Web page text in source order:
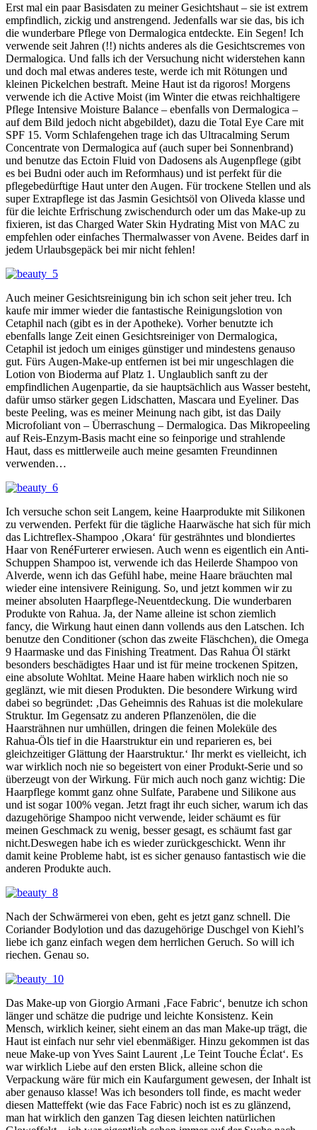
Erst mal ein paar Basisdaten zu meiner Gesichtshaut – sie ist extrem
empfindlich, zickig und anstrengend. Jedenfalls war sie das, bis ich
die wunderbare Pflege von Dermalogica entdeckte. Ein Segen! Ich
verwende seit Jahren (!!) nichts anderes als die Gesichtscremes von
Dermalogica. Und falls ich der Versuchung nicht widerstehen kann
und doch mal etwas anderes teste, werde ich mit Rötungen und
kleinen Pickelchen bestraft. Meine Haut ist da rigoros! Morgens
verwende ich die Active Moist (im Winter die etwas reichhaltigere
Pflege Intensive Moisture Balance – ebenfalls von Dermalogica –
auf dem Bild jedoch nicht abgebildet), dazu die Total Eye Care mit
SPF 15. Vorm Schlafengehen trage ich das Ultracalming Serum
Concentrate von Dermalogica auf (auch super bei Sonnenbrand)
und benutze das Ectoin Fluid von Dadosens als Augenpflege (gibt
es bei Budni oder auch im Reformhaus) und ist perfekt für die
pflegebedürftige Haut unter den Augen. Für trockene Stellen und als
super Extrapflege ist das Jasmin Gesichtsöl von Oliveda klasse und
für die leichte Erfrischung zwischendurch oder um das Make-up zu
fixieren, ist das Charged Water Skin Hydrating Mist von MAC zu
empfehlen oder einfaches Thermalwasser von Avene. Beides darf in
jedem Urlaubsgepäck bei mir nicht fehlen!
Auch meiner Gesichtsreinigung bin ich schon seit jeher treu. Ich
kaufe mir immer wieder die fantastische Reinigungslotion von
Cetaphil nach (gibt es in der Apotheke). Vorher benutzte ich
ebenfalls lange Zeit einen Gesichtsreiniger von Dermalogica,
Cetaphil ist jedoch um einiges günstiger und mindestens genauso
gut. Fürs Augen-Make-up entfernen ist bei mir ungeschlagen die
Lotion von Bioderma auf Platz 1. Unglaublich sanft zu der
empfindlichen Augenpartie, da sie hauptsächlich aus Wasser besteht,
dafür umso stärker gegen Lidschatten, Mascara und Eyeliner. Das
beste Peeling, was es meiner Meinung nach gibt, ist das Daily
Microfoliant von – Überraschung – Dermalogica. Das Mikropeeling
auf Reis-Enzym-Basis macht eine so feinporige und strahlende
Haut, dass es mittlerweile auch meine gesamten Freundinnen
verwenden…
Ich versuche schon seit Langem, keine Haarprodukte mit Silikonen
zu verwenden. Perfekt für die tägliche Haarwäsche hat sich für mich
das Lichtreflex-Shampoo ‚Okara‘ für gesträhntes und blondiertes
Haar von RenéFurterer erwiesen. Auch wenn es eigentlich ein Anti-
Schuppen Shampoo ist, verwende ich das Heilerde Shampoo von
Alverde, wenn ich das Gefühl habe, meine Haare bräuchten mal
wieder eine intensivere Reinigung. So, und jetzt kommen wir zu
meiner absoluten Haarpflege-Neuentdeckung. Die wunderbaren
Produkte von Rahua. Ja, der Name alleine ist schon ziemlich
fancy, die Wirkung haut einen dann vollends aus den Latschen. Ich
benutze den Conditioner (schon das zweite Fläschchen), die Omega
9 Haarmaske und das Finishing Treatment. Das Rahua Öl stärkt
besonders beschädigtes Haar und ist für meine trockenen Spitzen,
eine absolute Wohltat. Meine Haare haben wirklich noch nie so
geglänzt, wie mit diesen Produkten. Die besondere Wirkung wird
dabei so begründet: ‚Das Geheimnis des Rahuas ist die molekulare
Struktur. Im Gegensatz zu anderen Pflanzenölen, die die
Haarsträhnen nur umhüllen, dringen die feinen Moleküle des
Rahua-Öls tief in die Haarstruktur ein und reparieren es, bei
gleichzeitiger Glättung der Haarstruktur.‘ Ihr merkt es vielleicht, ich
war wirklich noch nie so begeistert von einer Produkt-Serie und so
überzeugt von der Wirkung. Für mich auch noch ganz wichtig: Die
Haarpflege kommt ganz ohne Sulfate, Parabene und Silikone aus
und ist sogar 100% vegan. Jetzt fragt ihr euch sicher, warum ich das
dazugehörige Shampoo nicht verwende, leider schäumt es für
meinen Geschmack zu wenig, besser gesagt, es schäumt fast gar
nicht.Deswegen habe ich es wieder zurückgeschickt. Wenn ihr
damit keine Probleme habt, ist es sicher genauso fantastisch wie die
anderen Produkte auch.
Nach der Schwärmerei von eben, geht es jetzt ganz schnell. Die
Coriander Bodylotion und das dazugehörige Duschgel von Kiehl’s
liebe ich ganz einfach wegen dem herrlichen Geruch. So will ich
riechen. Genau so.
Das Make-up von Giorgio Armani ‚Face Fabric‘, benutze ich schon
länger und schätze die pudrige und leichte Konsistenz. Kein
Mensch, wirklich keiner, sieht einem an das man Make-up trägt, die
Haut ist einfach nur sehr viel ebenmäßiger. Hinzu gekommen ist das
neue Make-up von Yves Saint Laurent ‚Le Teint Touche Éclat‘. Es
war wirklich Liebe auf den ersten Blick, alleine schon die
Verpackung wäre für mich ein Kaufargument gewesen, der Inhalt ist
aber genauso klasse! Was ich besonders toll finde, es macht weder
diesen Matteffekt (wie das Face Fabric) noch ist es zu glänzend,
man hat wirklich den ganzen Tag diesen leichten natürlichen